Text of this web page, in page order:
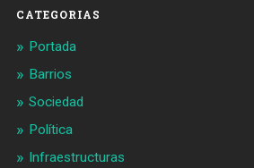
CATEGORIAS
Portada
Barrios
Sociedad
Política
Infraestructuras